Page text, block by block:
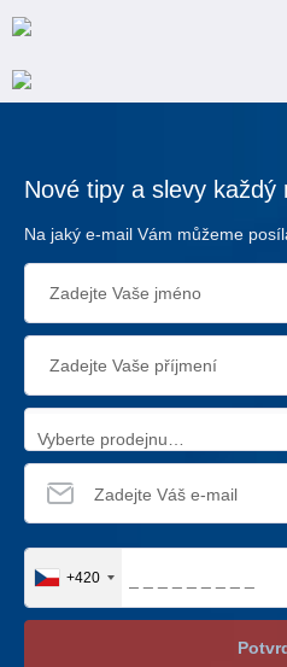
Nové tipy a slevy každý
Na jaký e-mail Vám můžeme
Vyberte prodejnu…
+420